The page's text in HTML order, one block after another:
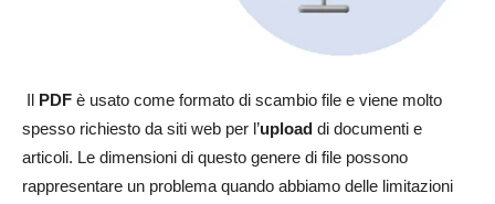
Il PDF è usato come formato di scambio file e viene molto
spesso richiesto da siti web per l’upload di documenti e
articoli. Le dimensioni di questo genere di file possono
rappresentare un problema quando abbiamo delle limitazioni